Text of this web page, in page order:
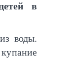
в
воды.